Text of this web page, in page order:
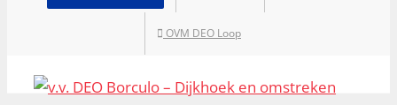
OVM DEO Loop